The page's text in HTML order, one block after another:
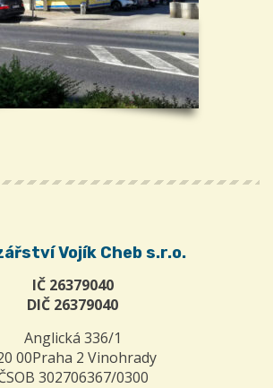
Vojík Cheb s.r.o.
IČ 26379040
DIČ 26379040
Anglická 336/1
00Praha 2 Vinohrady
302706367/0300